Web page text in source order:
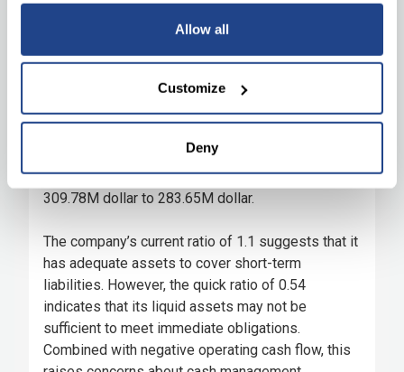
Allow all
Customize
Deny